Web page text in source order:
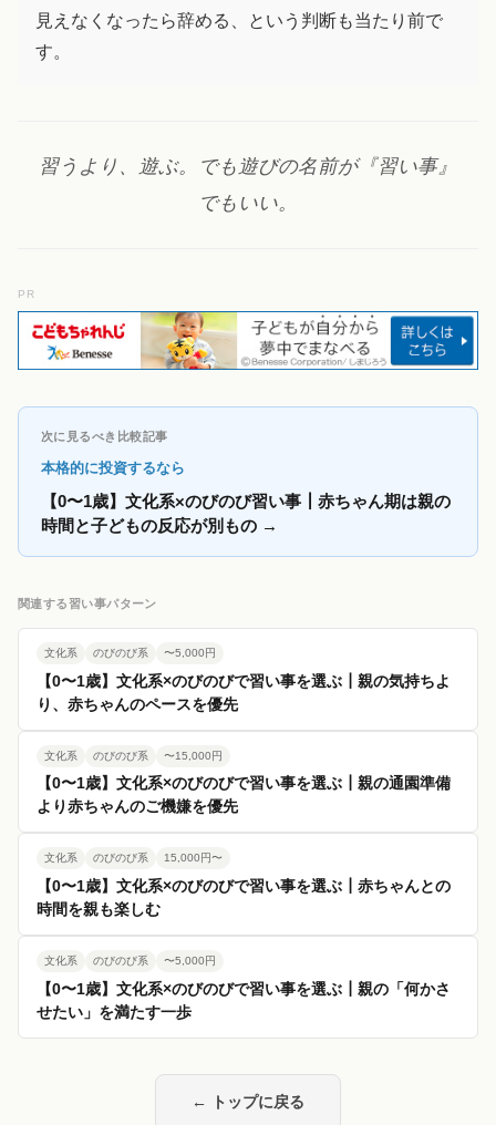
見えなくなったら辞める、という判断も当たり前で
す。
習うより、遊ぶ。でも遊びの名前が『習い事』
でもいい。
PR
次に見るべき比較記事
本格的に投資するなら
【0〜1歳】文化系×のびのび習い事┃赤ちゃん期は親の
時間と子どもの反応が別もの →
関連する習い事パターン
文化系 のびのび系 〜5,000円
【0〜1歳】文化系×のびのびで習い事を選ぶ┃親の気持ちよ
り、赤ちゃんのペースを優先
文化系 のびのび系 〜15,000円
【0〜1歳】文化系×のびのびで習い事を選ぶ┃親の通園準備
より赤ちゃんのご機嫌を優先
文化系 のびのび系 15,000円〜
【0〜1歳】文化系×のびのびで習い事を選ぶ┃赤ちゃんとの
時間を親も楽しむ
文化系 のびのび系 〜5,000円
【0〜1歳】文化系×のびのびで習い事を選ぶ┃親の「何かさ
せたい」を満たす一歩
← トップに戻る